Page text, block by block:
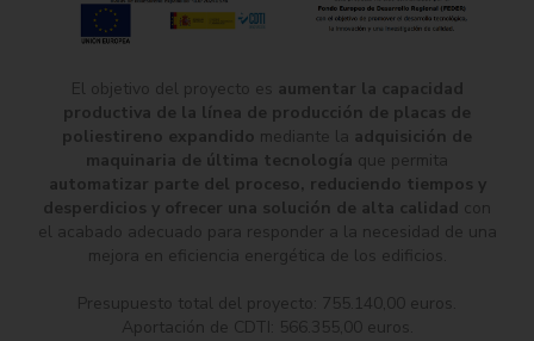
El objetivo del proyecto es
aumentar la capacidad
productiva de la línea de producción de placas de
poliestireno expandido mediante la adquisición de
maquinaria de última tecnología que permita
automatizar parte del proceso, reduciendo tiempos y
desperdicios y ofrecer una solución de alta calidad con
el acabado adecuado para responder a la necesidad de una
mejora en eficiencia energética de los edificios.
Presupuesto total del proyecto: 755.140,00 euros.
Aportación de CDTI: 566.355,00 euros.